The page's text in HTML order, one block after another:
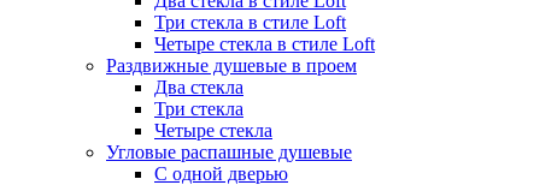
Три стекла в стиле Loft
Четыре стекла в стиле Loft
Раздвижные душевые в проем
Два стекла
Три стекла
Четыре стекла
Угловые распашные душевые
С одной дверью